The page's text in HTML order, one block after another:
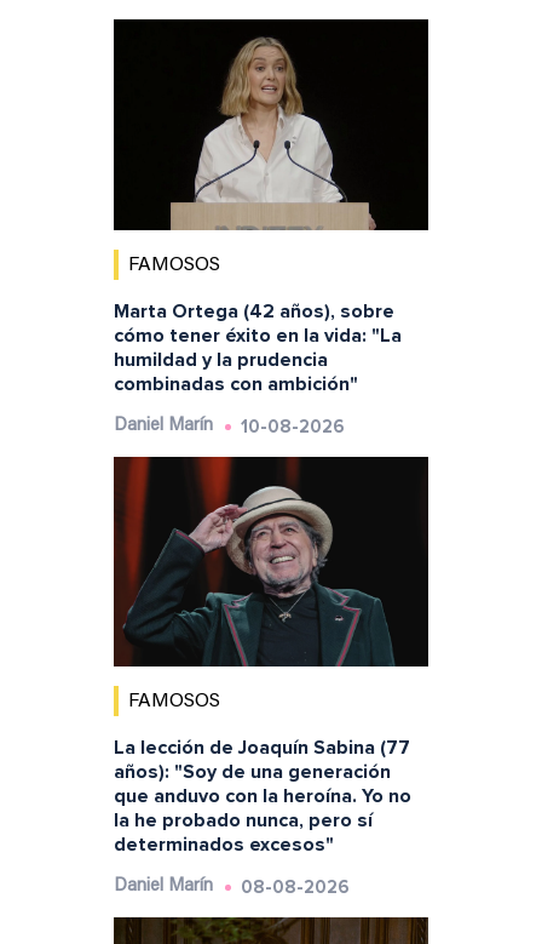
FAMOSOS
Marta Ortega (42 años), sobre
cómo tener éxito en la vida: "La
humildad y la prudencia
combinadas con ambición"
Daniel Marín 10-08-2026
FAMOSOS
La lección de Joaquín Sabina (77
años): "Soy de una generación
que anduvo con la heroína. Yo no
la he probado nunca, pero sí
determinados excesos"
Daniel Marín 08-08-2026